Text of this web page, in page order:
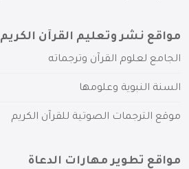
مواقع نشر وتعليم القرآن الكريم
الجامع لعلوم القرآن وترجماته
السنة النبوية وعلومها
موقع الترجمات الصوتية للقرآن الكريم
مواقع تطوير مهارات الدعاة